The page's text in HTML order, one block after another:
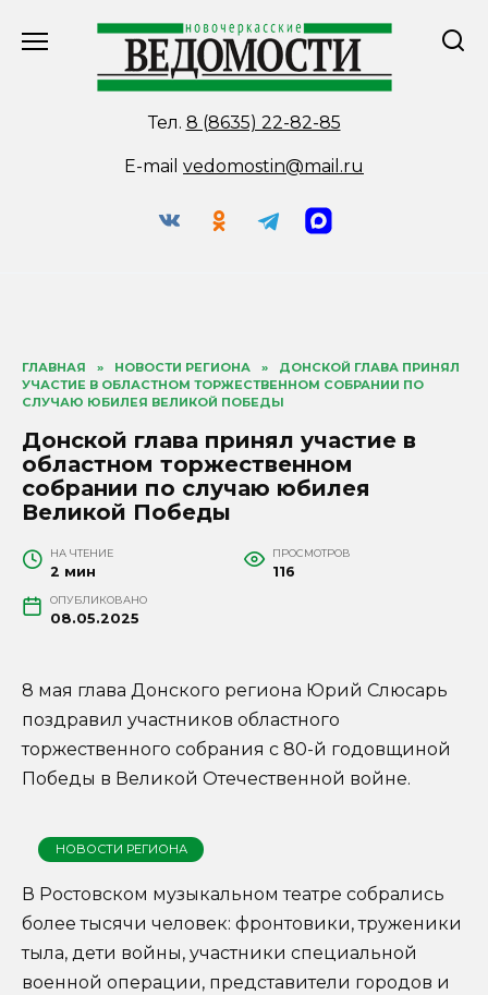
Тел. 8 (8635) 22-82-85
E-mail vedomostin@mail.ru
ГЛАВНАЯ » НОВОСТИ РЕГИОНА »
ДОНСКОЙ ГЛАВА ПРИНЯЛ
УЧАСТИЕ В ОБЛАСТНОМ ТОРЖЕСТВЕННОМ СОБРАНИИ ПО
СЛУЧАЮ ЮБИЛЕЯ ВЕЛИКОЙ ПОБЕДЫ
Донской глава принял участие в
областном торжественном
собрании по случаю юбилея
Великой Победы
НА ЧТЕНИЕ
2 мин
ПРОСМОТРОВ
116
ОПУБЛИКОВАНО
08.05.2025
8 мая глава Донского региона Юрий Слюсарь
поздравил участников областного
торжественного собрания с 80-й годовщиной
Победы в Великой Отечественной войне.
НОВОСТИ РЕГИОНА
В Ростовском музыкальном театре собрались
более тысячи человек: фронтовики, труженики
тыла, дети войны, участники специальной
военной операции, представители городов и